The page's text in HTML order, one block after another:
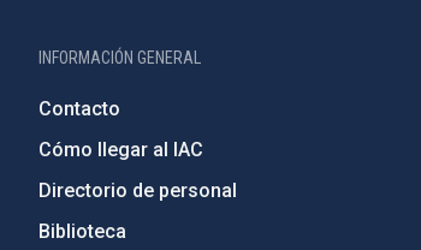
INFORMACIÓN GENERAL
Contacto
Cómo llegar al IAC
Directorio de personal
Biblioteca